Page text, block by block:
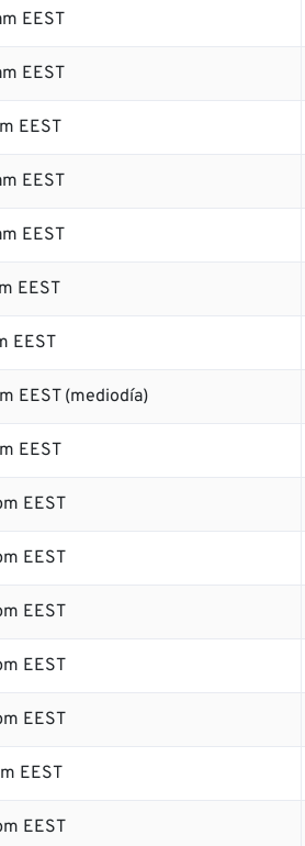
EEST
EEST
EEST
EEST
EEST
EEST
EEST
EEST (mediodía)
EEST
EEST
EEST
EEST
EEST
EEST
EEST
EEST